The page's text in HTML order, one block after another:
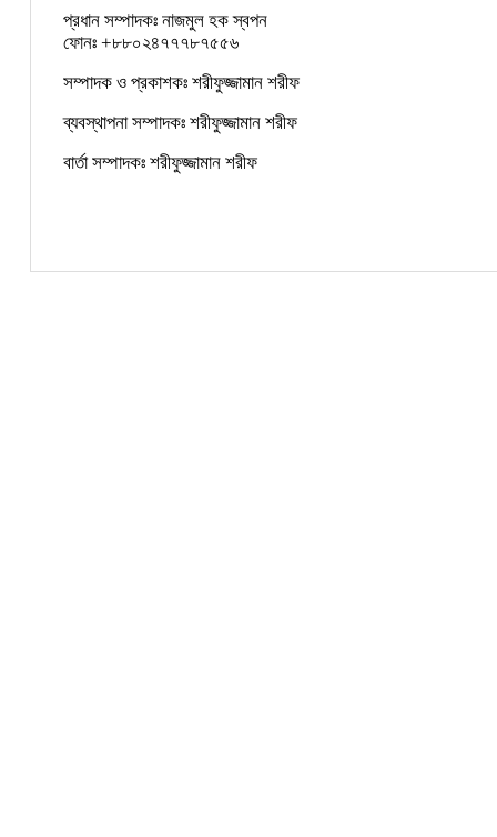
প্রধান সম্পাদকঃ নাজমুল হক স্বপন
ফোনঃ +৮৮০২৪৭৭৭৮৭৫৫৬
সম্পাদক ও প্রকাশকঃ শরীফুজ্জামান শরীফ
ব্যবস্থাপনা সম্পাদকঃ শরীফুজ্জামান শরীফ
বার্তা সম্পাদকঃ শরীফুজ্জামান শরীফ